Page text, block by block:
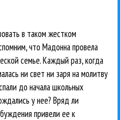
в таком жестком
что Мадонна провела
семье. Каждый раз, когда
ни свет ни заря на молитву
до начала школьных
у нее? Вряд ли
привели ее к